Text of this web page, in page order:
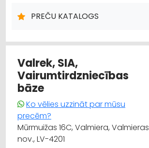
UN APAVI; TIRDZNIECĪBA
PREČU KATALOGS
Valrek, SIA,
Vairumtirdzniecības
bāze
Ko vēlies uzzināt par mūsu
precēm?
Mūrmuižas 16C, Valmiera, Valmieras
nov., LV-4201